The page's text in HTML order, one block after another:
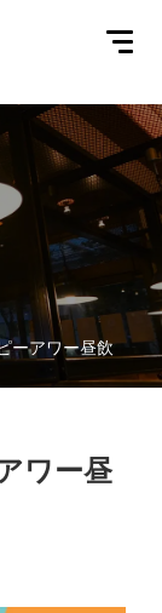
ーアワー昼飲
ワー昼